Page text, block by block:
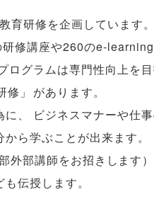
教育研修を企画しています。
修講座や260のe-learning
ログラムは専門性向上を
修 」 があります。
に、
ビジネスマナーや仕
ら学ぶことが出来ます。
外部講師をお招きします）
も伝授します。